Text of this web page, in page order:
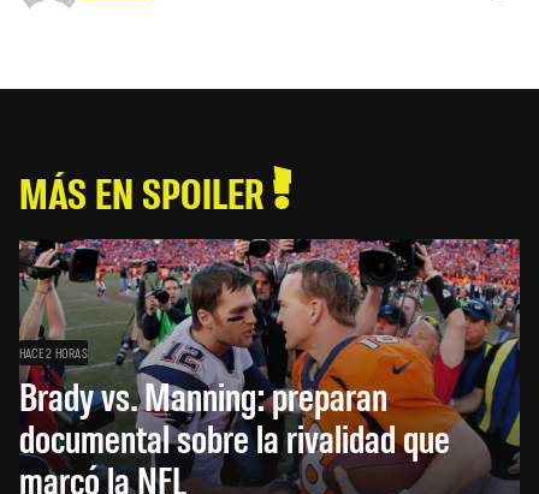
MÁS EN SPOILER
HACE 2 HORAS
Brady vs. Manning: preparan
documental sobre la rivalidad que
marcó la NFL